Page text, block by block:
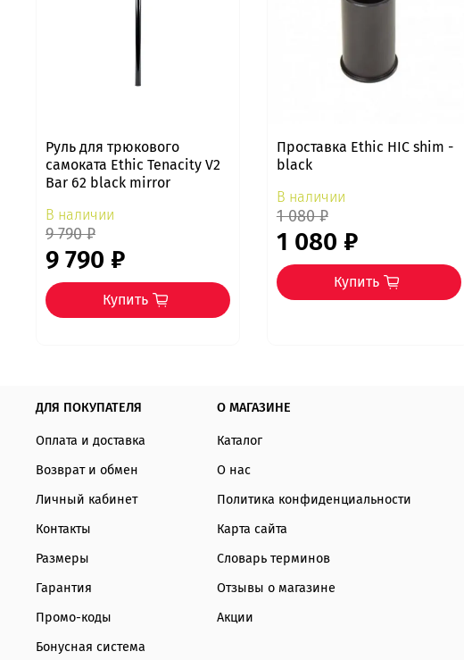
Руль для трюкового
самоката Ethic Tenacity V2
Bar 62 black mirror
В наличии
9 790 ₽
9 790 ₽
Купить
Проставка Ethic HIC shim -
black
В наличии
1 080 ₽
1 080 ₽
Купить
ДЛЯ ПОКУПАТЕЛЯ
Оплата и доставка
Возврат и обмен
Личный кабинет
Контакты
Размеры
Гарантия
Промо-коды
Бонусная система
О МАГАЗИНЕ
Каталог
О нас
Политика конфиденциальности
Карта сайта
Словарь терминов
Отзывы о магазине
Акции